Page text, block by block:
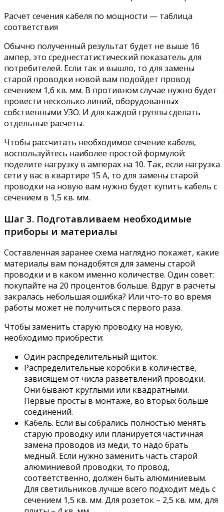
Расчет сечения кабеля по мощности — таблица
соответствия
Обычно полученный результат будет не выше 16
ампер, это среднестатистический показатель для
потребителей. Если так и вышло, то для замены
старой проводки новой вам подойдет провод
сечением 1,6 кв. мм. В противном случае нужно будет
провести несколько линий, оборудованных
собственными УЗО. И для каждой группы сделать
отдельные расчеты.
Чтобы рассчитать необходимое сечение кабеля,
воспользуйтесь наиболее простой формулой:
поделите нагрузку в амперах на 10. Так, если нагрузка
сети у вас в квартире 15 А, то для замены старой
проводки на новую вам нужно будет купить кабель с
сечением в 1,5 кв. мм.
Шаг 3. Подготавливаем необходимые
приборы и материалы
Составленная заранее схема наглядно покажет, какие
материалы вам понадобятся для замены старой
проводки и в каком именно количестве. Один совет:
покупайте на 20 процентов больше. Вдруг в расчеты
закралась небольшая ошибка? Или что-то во время
работы может не получиться с первого раза.
Чтобы заменить старую проводку на новую,
необходимо приобрести:
Один распределительный щиток.
Распределительные коробки в количестве,
зависящем от числа разветвлений проводки.
Они бывают круглыми или квадратными.
Первые просты в монтаже, во вторых больше
соединений.
Кабель. Если вы собрались полностью менять
старую проводку или планируется частичная
замена проводов из меди, то надо брать
медный. Если нужно заменить часть старой
алюминиевой проводки, то провод,
соответственно, должен быть алюминиевым.
Для светильников лучше всего подходит медь с
сечением 1,5 кв. мм. Для розеток – 2,5 кв. мм, для